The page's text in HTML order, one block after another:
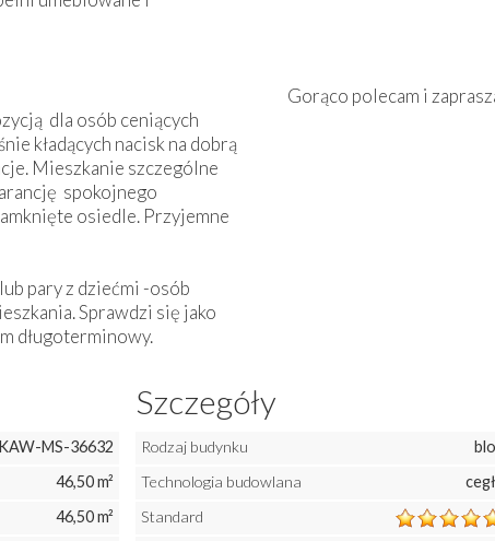
dla osób ceniących
kładących nacisk na dobrą
Mieszkanie szczególne
spokojnego
osiedle. Przyjemne
pary z dziećmi -osób
Sprawdzi się jako
długoterminowy.
Gorąco polecam i
KAW-MS-36632
46,50 m²
46,50 m²
Szczegóły
Rodzaj budynku
Technologia budowlana
Standard